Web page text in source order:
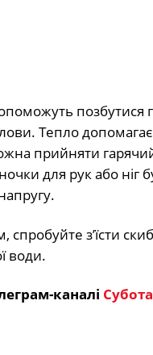
Тепло
прийняти
для рук або
з’їсти
води.
каналі